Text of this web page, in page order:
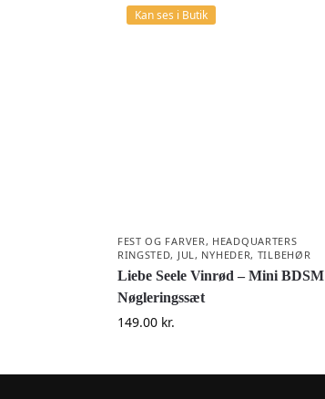
Kan ses i Butik
FEST OG FARVER, HEADQUARTERS
RINGSTED, JUL, NYHEDER, TILBEHØR
Liebe Seele Vinrød – Mini BDSM
Nøgleringssæt
149.00 kr.